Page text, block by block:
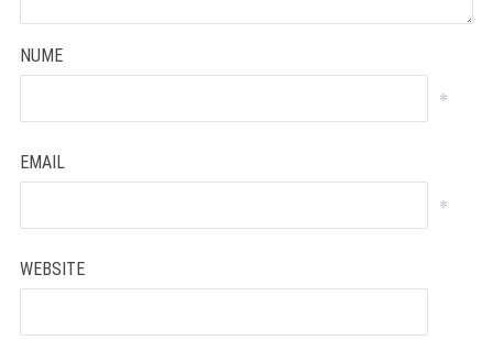
NUME
*
EMAIL
*
WEBSITE